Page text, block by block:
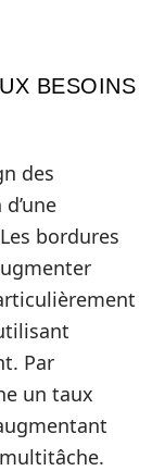
BESOINS
des
bordures
Par
un taux